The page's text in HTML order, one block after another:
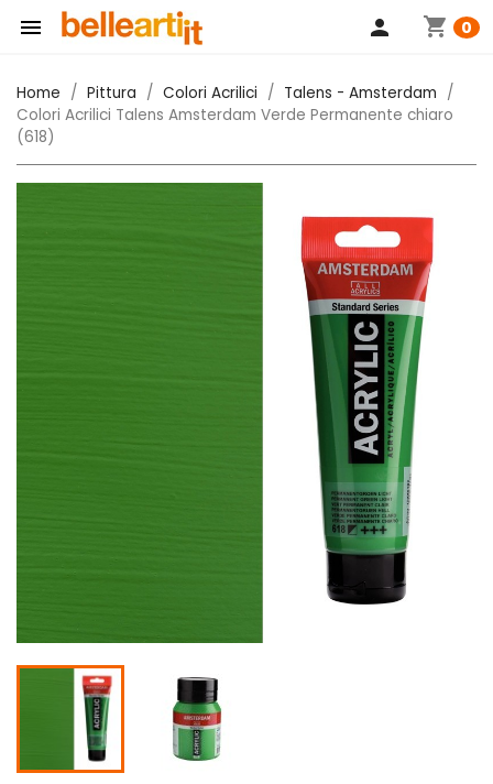
 shopping_cart 0
person
Home Pittura Colori Acrilici
Talens - Amsterdam
Colori Acrilici Talens Amsterdam Verde Permanente chiaro
(618)